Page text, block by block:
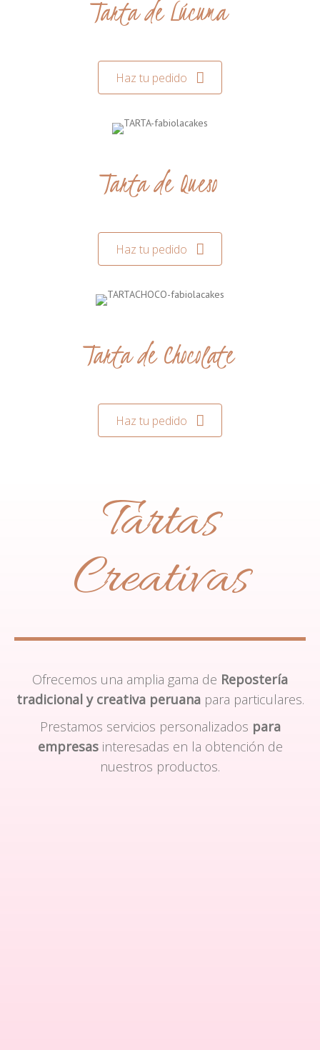
Tarta de Lúcuma
Haz tu pedido
Tarta de Queso
Haz tu pedido
Tarta de Chocolate
Haz tu pedido
Tartas
Creativas
Ofrecemos una amplia gama de Repostería
tradicional y creativa peruanapara particulares.
Prestamos servicios personalizados para
empresasinteresadas en la obtención de
nuestros productos.